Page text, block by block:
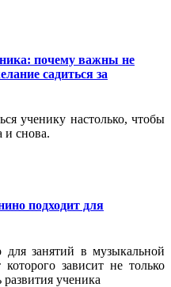
почему важны не
садиться за
ученику настолько, чтобы
и снова.
подходит для
занятий в музыкальной
зависит не только
ученика